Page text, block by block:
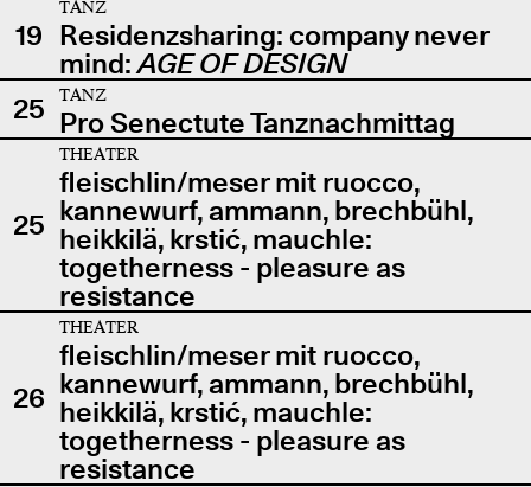
19
TANZ
Residenzsharing: company never
mind:AGE OF DESIGN
25
TANZ
Pro Senectute Tanznachmittag
25
THEATER
fleischlin/meser mit ruocco,
kannewurf, ammann, brechbühl,
heikkilä, krstić, mauchle:
togetherness - pleasure as
resistance
26
THEATER
fleischlin/meser mit ruocco,
kannewurf, ammann, brechbühl,
heikkilä, krstić, mauchle:
togetherness - pleasure as
resistance